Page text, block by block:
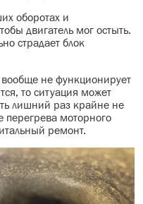
оборотах и
двигатель мог остыть.
страдает блок
вообще не функционирует
то ситуация может
лишний раз крайне не
перегрева моторного
ремонт.